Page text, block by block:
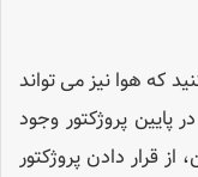
که هوا نیز می تواند
پایین پروژکتور وجود
از قرار دادن پروژکتور